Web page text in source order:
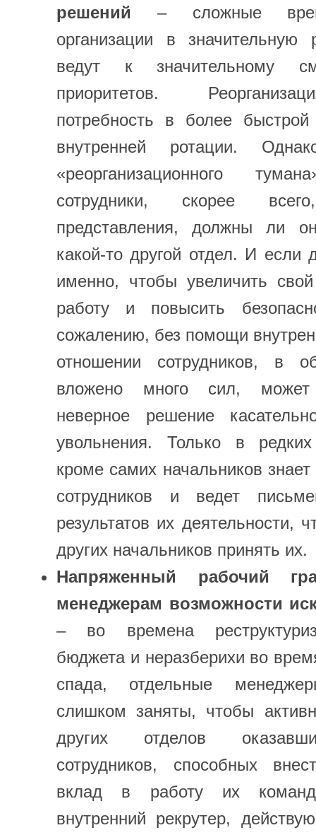
решений – сложные
организации в значительную
ведут к значительному
приоритетов.
потребность в более
внутренней ротации.
«реорганизационного
сотрудники, скорее
представления, должны ли
какой-то другой отдел. И если
именно, чтобы увеличить
работу и повысить
сожалению, без помощи
отношении сотрудников, в
вложено много сил,
неверное решение
увольнения. Только в
кроме самих начальников знает
сотрудников и ведет
результатов их деятельности,
других начальников принять их.
Напряженный рабочий
менеджерам возможности
– во времена
бюджета и неразберихи во
спада, отдельные
слишком заняты, чтобы
других отделов
сотрудников, способных
вклад в работу их
внутренний рекрутер,